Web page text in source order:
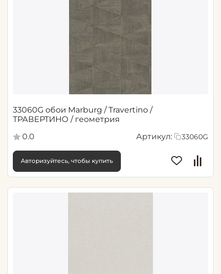
33060G обои Marburg / Travertino /
ТРАВЕРТИНО / геометрия
0.0
Артикул: 33060G
Авторизуйтесь, чтобы купить